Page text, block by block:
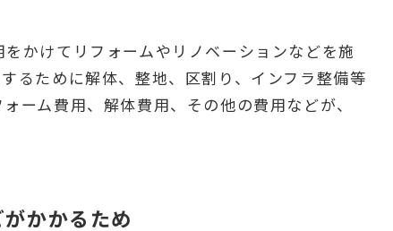
かけてリフォームやリノベーションなどを施
るために解体、整地、区割り、インフラ整備等
ーム費用、解体費用、その他の費用などが、
かかるため